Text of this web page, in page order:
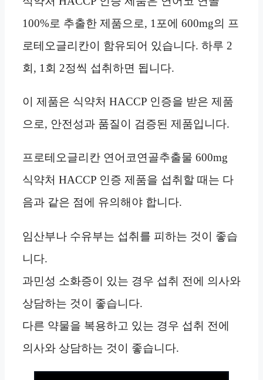
100%로 추출한 제품으로, 1포에 600mg의 프
로테오글리칸이 함유되어 있습니다. 하루 2
회, 1회 2정씩 섭취하면 됩니다.
이 제품은 식약처 HACCP 인증을 받은 제품
으로, 안전성과 품질이 검증된 제품입니다.
프로테오글리칸 연어코연골추출물 600mg
식약처 HACCP 인증 제품을 섭취할 때는 다
음과 같은 점에 유의해야 합니다.
임산부나 수유부는 섭취를 피하는 것이 좋습
니다.
과민성 소화증이 있는 경우 섭취 전에 의사와
상담하는 것이 좋습니다.
다른 약물을 복용하고 있는 경우 섭취 전에
의사와 상담하는 것이 좋습니다.